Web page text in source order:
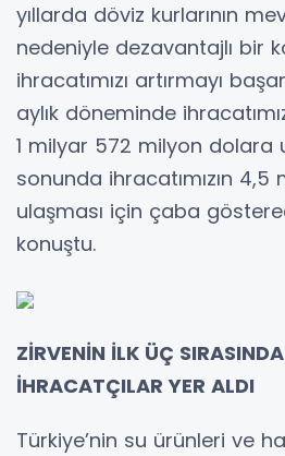
yıllarda döviz kurlarının
nedeniyle dezavantajlı bir
ihracatımızı artırmayı
aylık döneminde
1 milyar 572 milyon dolara
sonunda ihracatımızın
ulaşması için çaba
konuştu.
ZİRVENİN İLK ÜÇ
İHRACATÇILAR YER ALDI
Türkiye’nin su ürünleri ve